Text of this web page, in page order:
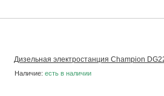
Дизельная электростанция Champion
Наличие: есть в наличии